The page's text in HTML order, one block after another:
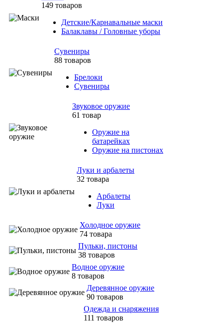
149 товаров
Детские/Карнавальные маски
Балаклавы / Головные уборы
Сувениры
88 товаров
Брелоки
Сувениры
Звуковое оружие
61 товар
Оружие на
батарейках
Оружие на пистонах
Луки и арбалеты
32 товара
Арбалеты
Луки
Холодное оружие
74 товара
Пульки, пистоны
38 товаров
Водное оружие
8 товаров
Деревянное оружие
90 товаров
Одежда и снаряжения
111 товаров